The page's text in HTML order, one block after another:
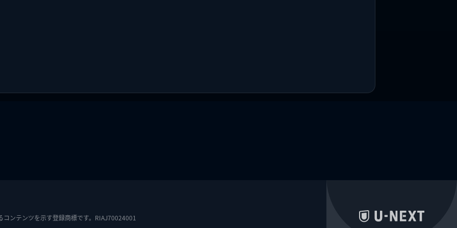
ンテンツを示す登録商標です。RIAJ70024001